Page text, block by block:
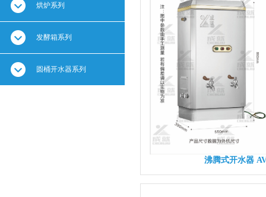
烘炉系列
发酵箱系列
圆桶开水器系列
沸腾式开水器